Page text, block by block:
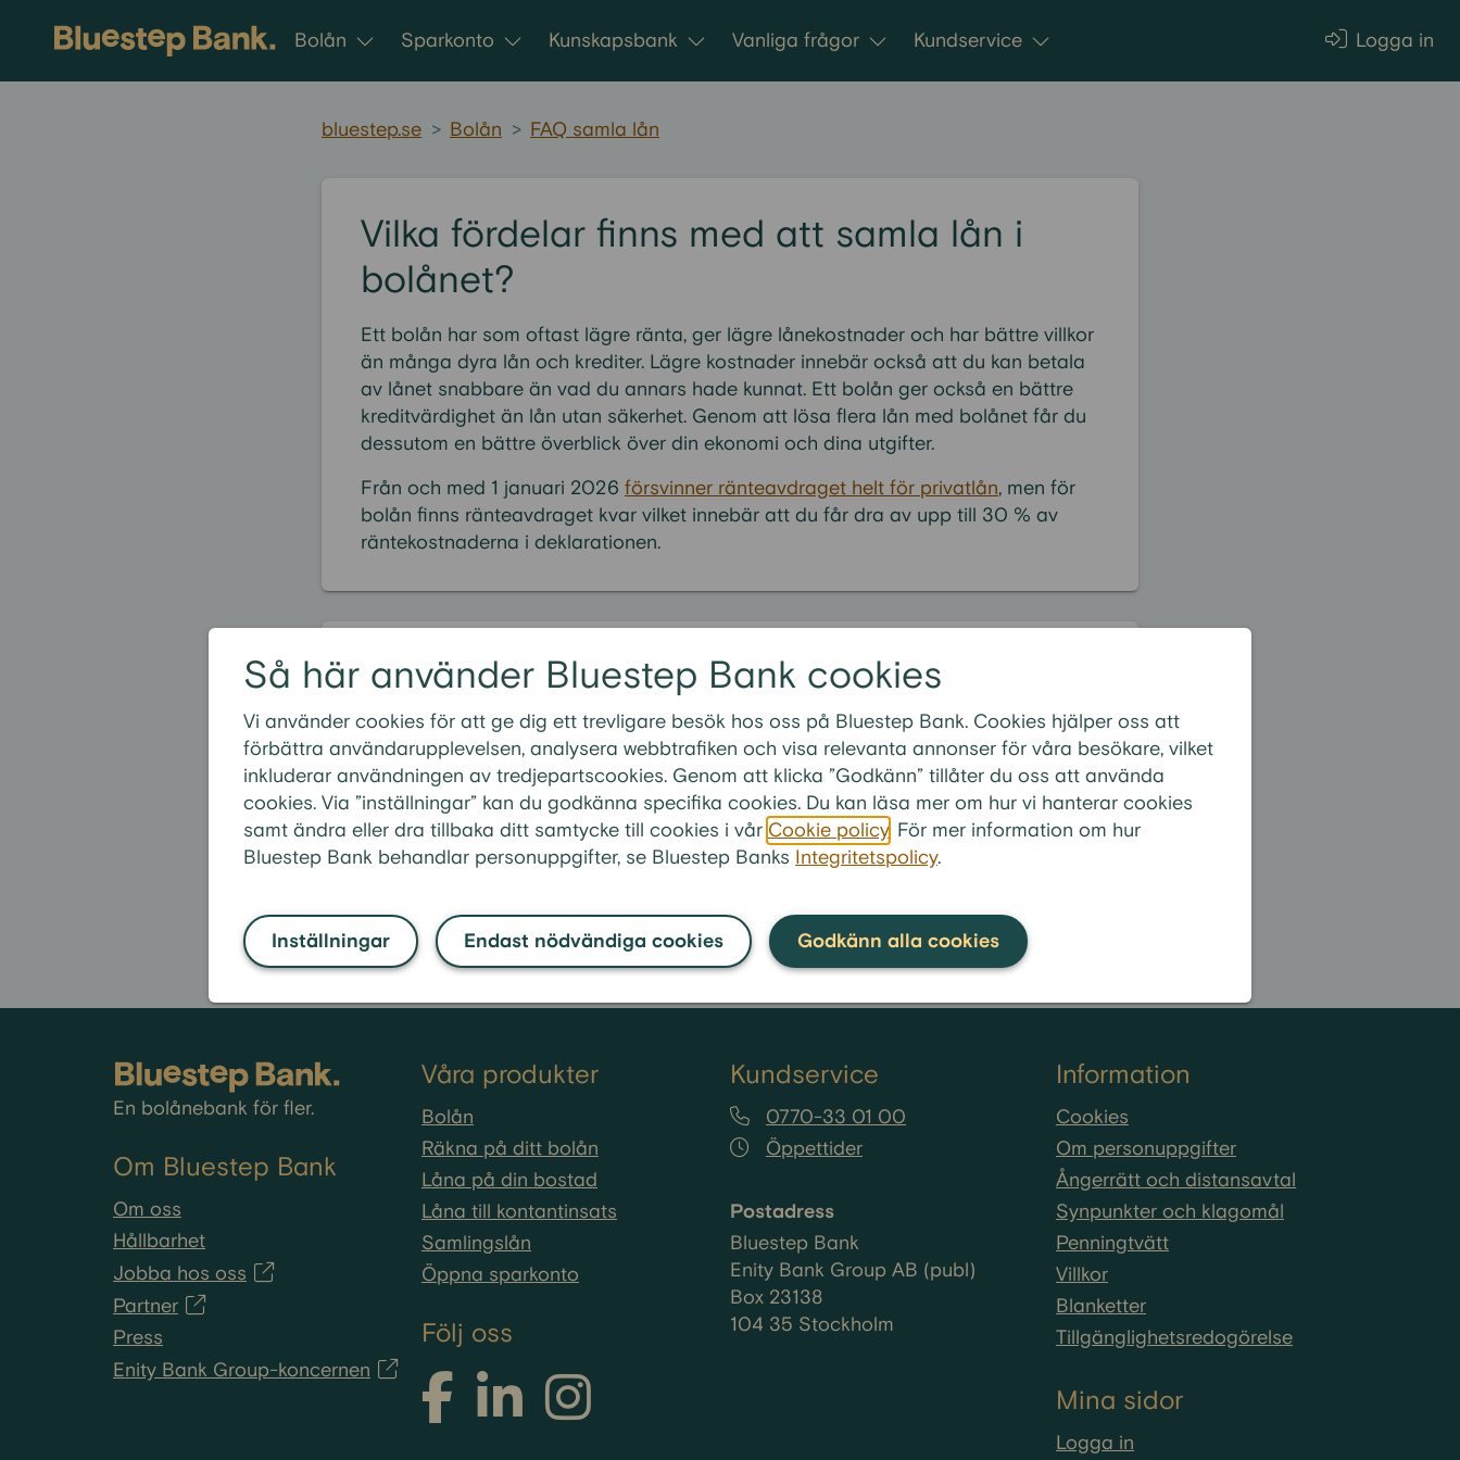
Så här använder Bluestep Bank cookies
Vi använder cookies för att ge dig ett trevligare besök hos oss på Bluestep Bank. Cookies hjälper oss att
förbättra användarupplevelsen, analysera webbtrafiken och visa relevanta annonser för våra besökare, vilket
inkluderar användningen av tredjepartscookies. Genom att klicka ”Godkänn” tillåter du oss att använda
cookies. Via ”inställningar” kan du godkänna specifika cookies. Du kan läsa mer om hur vi hanterar cookies
samt ändra eller dra tillbaka ditt samtycke till cookies i vår Cookie policy . För mer information om hur
Bluestep Bank behandlar personuppgifter, se Bluestep Banks Integritetspolicy.
Inställningar Endast nödvändiga cookies Godkänn alla cookies
Gå till innehållet
Bolån Sparkonto Kunskapsbank Vanliga frågor Kundservice Logga in
bluestep.se > Bolån > FAQ samla lån
Vilka fördelar finns med att samla lån i
bolånet?
Ett bolån har som oftast lägre ränta, ger lägre lånekostnader och har bättre villkor
än många dyra lån och krediter. Lägre kostnader innebär också att du kan betala
av lånet snabbare än vad du annars hade kunnat. Ett bolån ger också en bättre
kreditvärdighet än lån utan säkerhet. Genom att lösa flera lån med bolånet får du
dessutom en bättre överblick över din ekonomi och dina utgifter.
Från och med 1 januari 2026 försvinner ränteavdraget helt för privatlån, men för
bolån finns ränteavdraget kvar vilket innebär att du får dra av upp till 30 % av
räntekostnaderna i deklarationen.
Vanligaste frågorna inomFAQ samla lån:
Är det bättre att samla lån i bolånet än att ta nytt privatlån?
Kan man få lån trots skulder eller betalningsanmärkning?
Vad är ett lån med säkerhet?
Kan jag ansöka om att samla lån även om jag inte har fast jobb?
Hur mycket kan jag låna för att samla mina lån?
En bolånebank för fler.
Om Bluestep Bank
Om oss
Hållbarhet
Jobba hos oss
Partner
Press
Enity Bank Group-koncernen
Våra produkter
Bolån
Räkna på ditt bolån
Låna på din bostad
Låna till kontantinsats
Samlingslån
Öppna sparkonto
Följ oss
Kundservice
0770-33 01 00
Öppettider
Postadress
Bluestep Bank
Enity Bank Group AB (publ)
Box 23138
104 35 Stockholm
Information
Cookies
Om personuppgifter
Ångerrätt och distansavtal
Synpunkter och klagomål
Penningtvätt
Villkor
Blanketter
Tillgänglighetsredogörelse
Mina sidor
Logga in